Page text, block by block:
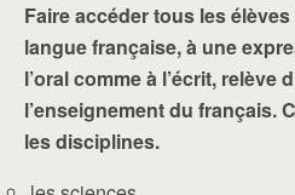
Faire accéder tous les
langue française, à une
l’oral comme à l’écrit, relève
l’enseignement du français.
les disciplines.